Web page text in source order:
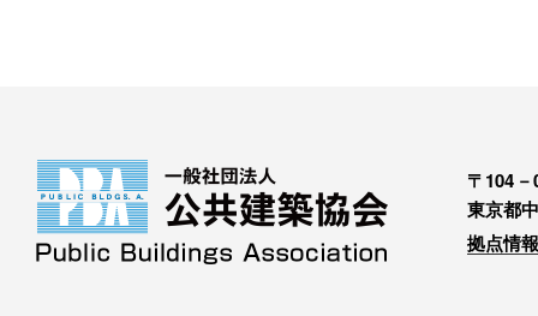
〒104－
東京都
拠点情